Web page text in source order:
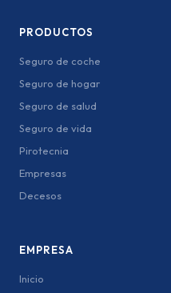
PRODUCTOS
Seguro de coche
Seguro de hogar
Seguro de salud
Seguro de vida
Pirotecnia
Empresas
Decesos
EMPRESA
Inicio